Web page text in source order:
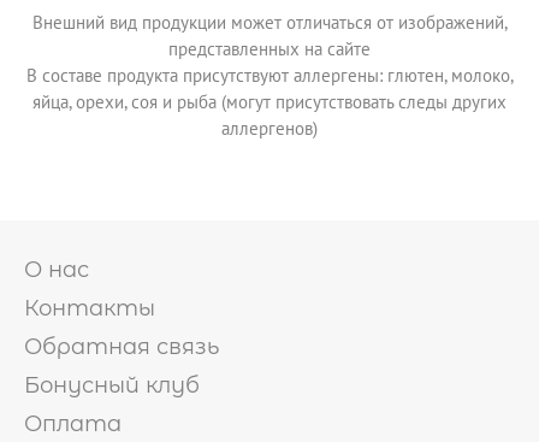
Внешний вид продукции может отличаться от изображений,
представленных на сайте
В составе продукта присутствуют аллергены: глютен, молоко,
яйца, орехи, соя и рыба (могут присутствовать следы других
аллергенов)
О нас
Контакты
Обратная связь
Бонусный клуб
Оплата